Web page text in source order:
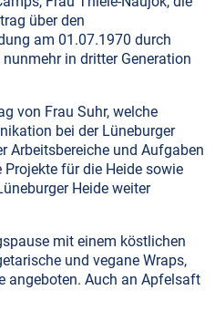
über den
am 01.07.1970 durch
in dritter Generation
von Frau Suhr, welche
bei der Lüneburger
Arbeitsbereiche und Aufgaben
für die Heide sowie
Heide weiter
mit einem köstlichen
und vegane Wraps,
angeboten. Auch an Apfelsaft